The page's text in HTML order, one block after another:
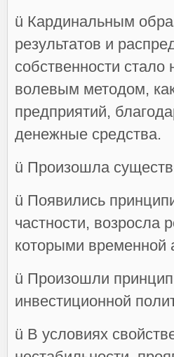
ü Кардинальным
результатов и
собственности
волевым методом,
предприятий,
денежные средства.
ü Произошла
ü Появились
частности, возросла
которыми временной
ü Произошли
инвестиционной
ü В условиях